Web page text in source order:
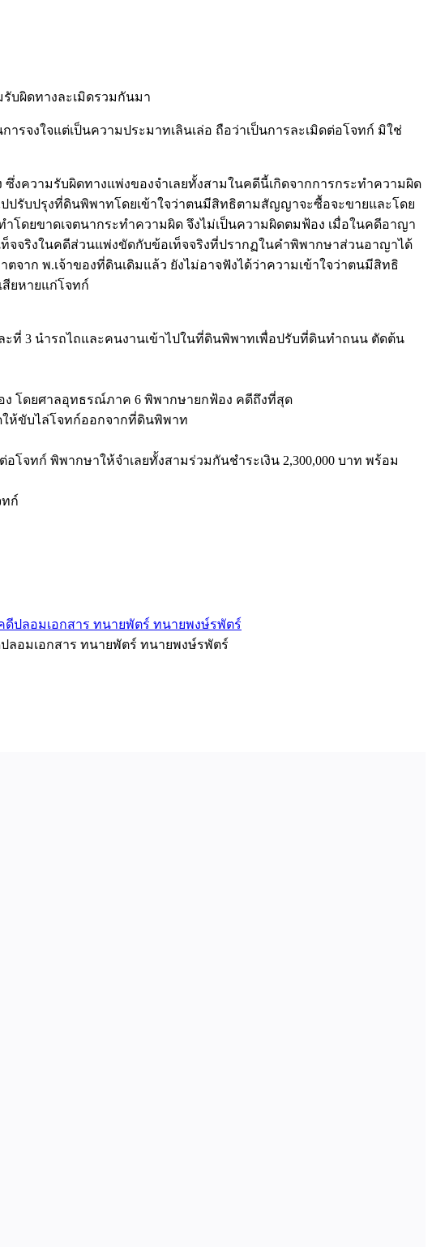
บผิดทางละเมิดรวมกันมา
รจงใจแต่เป็นความประมาทเลินเล่อ ถือว่าเป็นการละเมิดต่อโจทก์ มิใช่
ความรับผิดทางแพ่งของจำเลยทั้งสามในคดีนี้เกิดจากการกระทำความผิด
ปรับปรุงที่ดินพิพาทโดยเข้าใจว่าตนมีสิทธิตามสัญญาจะซื้อจะขายและโดย
โดยขาดเจตนากระทำความผิด จึงไม่เป็นความผิดตมฟ้อง เมื่อในคดีอาญา
จจริงในคดีส่วนแพ่งขัดกับข้อเท็จจริงที่ปรากฏในคำพิพากษาส่วนอาญาได้
าก พ.เจ้าของที่ดินเดิมแล้ว ยังไม่อาจฟังได้ว่าความเข้าใจว่าตนมีสิทธิ
สียหายแก่โจทก์
ะที่ 3 นำรถไถและคนงานเข้าไปในที่ดินพิพาทเพื่อปรับที่ดินทำถนน ตัดต้น
ง โดยศาลอุทธรณ์ภาค 6 พิพากษายกฟ้อง คดีถึงที่สุด
ห้ขับไล่โจทก์ออกจากที่ดินพิพาท
โจทก์ พิพากษาให้จำเลยทั้งสามร่วมกันชำระเงิน 2,300,000 บาท พร้อม
ก์
อมเอกสาร ทนายพัตร์ ทนายพงษ์รพัตร์